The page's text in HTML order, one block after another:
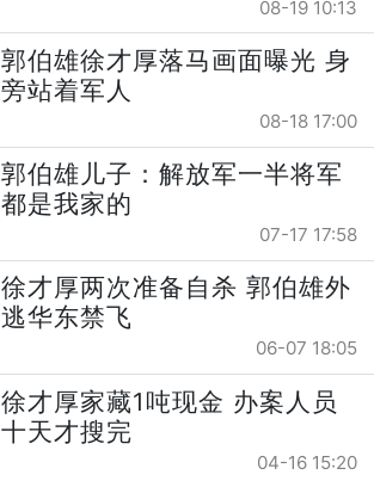
08-19 10:13
郭伯雄徐才厚落马画面曝光 身
旁站着军人
08-18 17:00
郭伯雄儿子：解放军一半将军
都是我家的
07-17 17:58
徐才厚两次准备自杀 郭伯雄外
逃华东禁飞
06-07 18:05
徐才厚家藏1吨现金 办案人员
十天才搜完
04-16 15:20